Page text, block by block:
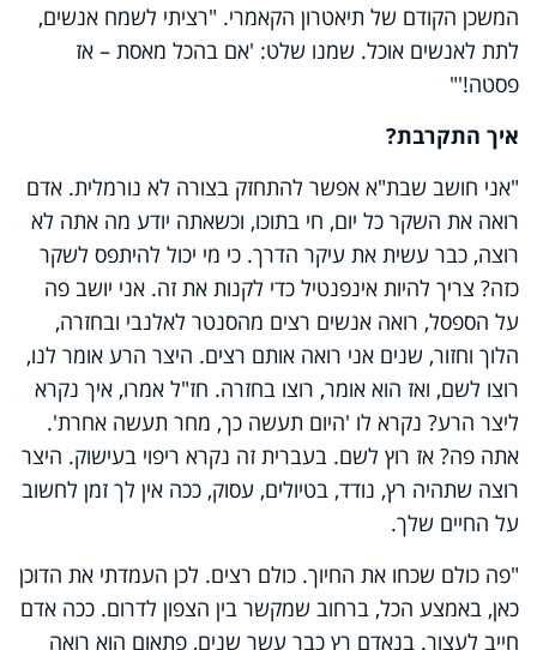
המשכן הקודם של תיאטרון הקאמרי. "רציתי לשמח אנשים,
לתת לאנשים אוכל. שמנו שלט: 'אם בהכל מאסת – אז
פסטה!'"
איך התקרבת?
"אני חושב שבת"א אפשר להתחזק בצורה לא נורמלית. אדם
רואה את השקר כל יום, חי בתוכו, וכשאתה יודע מה אתה לא
רוצה, כבר עשית את עיקר הדרך. כי מי יכול להיתפס לשקר
כזה? צריך להיות אינפנטיל כדי לקנות את זה. אני יושב פה
על הספסל, רואה אנשים רצים מהסנטר לאלנבי ובחזרה,
הלוך וחזור, שנים אני רואה אותם רצים. היצר הרע אומר לנו,
רוצו לשם, ואז הוא אומר, רוצו בחזרה. חז"ל אמרו, איך נקרא
ליצר הרע? נקרא לו 'היום תעשה כך, מחר תעשה אחרת'.
אתה פה? אז רוץ לשם. בעברית זה נקרא ריפוי בעישוק. היצר
רוצה שתהיה רץ, נודד, בטיולים, עסוק, ככה אין לך זמן לחשוב
על החיים שלך.
"פה כולם שכחו את החיוך. כולם רצים. לכן העמדתי את הדוכן
כאן, באמצע הכל, ברחוב שמקשר בין הצפון לדרום. ככה אדם
חייב לעצור. בנאדם רץ כבר עשר שנים, פתאום הוא רואה